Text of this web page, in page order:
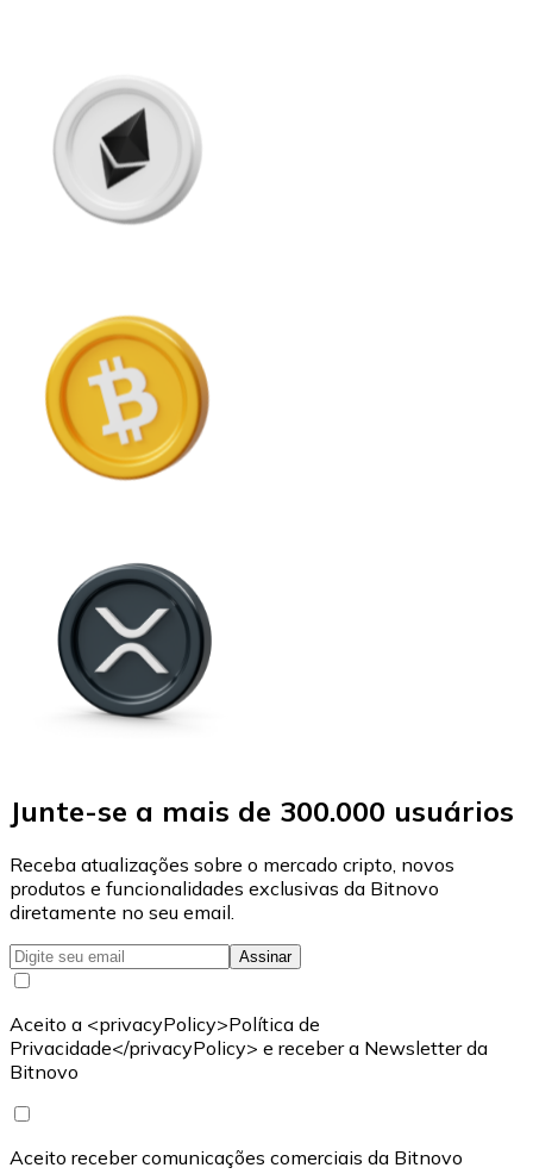
Junte-se a mais de 300.000 usuários
Receba atualizações sobre o mercado cripto, novos
produtos e funcionalidades exclusivas da Bitnovo
diretamente no seu email.
Assinar
Aceito a <privacyPolicy>Política de
Privacidade</privacyPolicy> e receber a Newsletter da
Bitnovo
Aceito receber comunicações comerciais da Bitnovo